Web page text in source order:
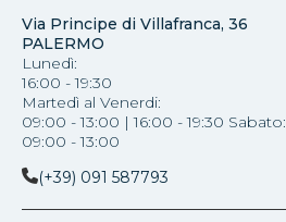
Via Principe di Villafranca, 36
PALERMO
Lunedì:
16:00 - 19:30
Martedì al Venerdi:
09:00 - 13:00 | 16:00 - 19:30 Sabato:
09:00 - 13:00
(+39) 091 587793